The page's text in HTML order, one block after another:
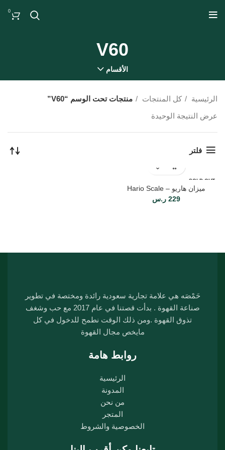
0
V60
الأقسام
الرئيسية كل المنتجات
منتجات تحت الوسم “V60”
عرض النتيجة الوحيدة
فلتر
SOLD OUT
ميزان هاريو – Hario Scale
229 ر.س
حَمْصَه هي علامة تجارية سعودية رائدة ومختصة في تطوير
صناعة القهوة . بدأت قصتنا في عام 2017 مع حب وشغف
تذوق القهوة .ومن ذلك الوقت نطمح للدخول في كل
مايخص مجال القهوة
روابط هامة
الرئيسية
المدونة
من نحن
المتجر
الخصوصية والشروط